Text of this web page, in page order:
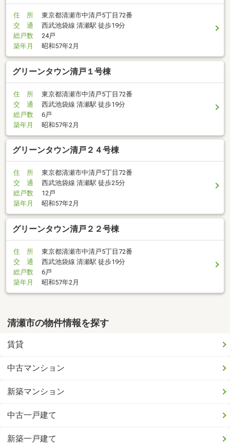
住 所
東京都清瀬市中清戸5丁目72番
交 通
西武池袋線 清瀬駅 徒歩19分
総戸数
24戸
築年月
昭和57年2月
グリーンタウン清戸１号棟
住 所
東京都清瀬市中清戸5丁目72番
交 通
西武池袋線 清瀬駅 徒歩19分
総戸数
6戸
築年月
昭和57年2月
グリーンタウン清戸２４号棟
住 所
東京都清瀬市中清戸5丁目72番
交 通
西武池袋線 清瀬駅 徒歩25分
総戸数
12戸
築年月
昭和57年2月
グリーンタウン清戸２２号棟
住 所
東京都清瀬市中清戸5丁目72番
交 通
西武池袋線 清瀬駅 徒歩19分
総戸数
6戸
築年月
昭和57年2月
清瀬市の物件情報を探す
賃貸
中古マンション
新築マンション
中古一戸建て
新築一戸建て